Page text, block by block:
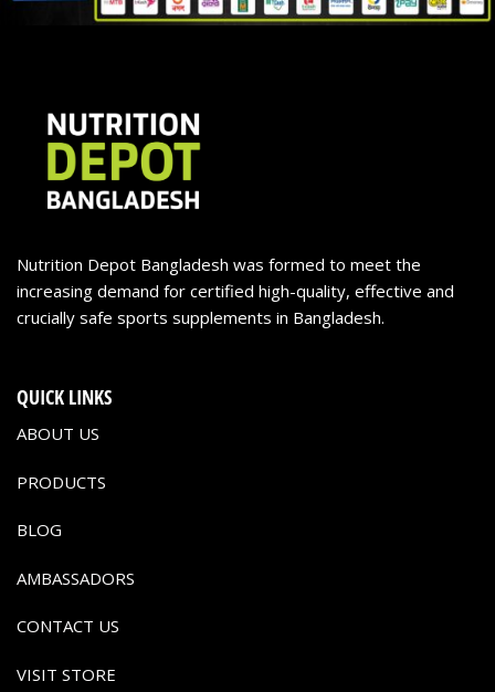
Nutrition Depot Bangladesh was formed to meet the
increasing demand for certified high-quality, effective and
crucially safe sports supplements in Bangladesh.
QUICK LINKS
ABOUT US
PRODUCTS
BLOG
AMBASSADORS
CONTACT US
VISIT STORE